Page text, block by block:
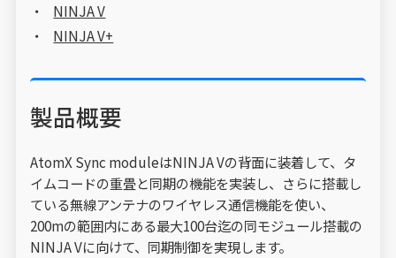
NINJA V
NINJA V+
製品概要
AtomX Sync moduleはNINJA Vの背面に装着して、タ
イムコードの重畳と同期の機能を実装し、さらに搭載し
ている無線アンテナのワイヤレス通信機能を使い、
200mの範囲内にある最大100台迄の同モジュール搭載の
NINJA Vに向けて、同期制御を実現します。